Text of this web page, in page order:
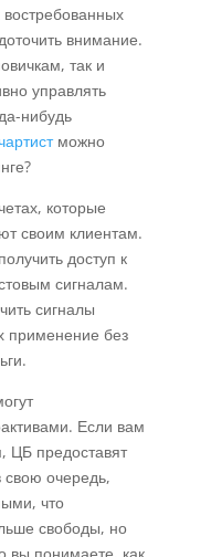
внимание.
так и
управлять
нибудь
можно
которые
своим клиентам.
доступ к
сигналам.
сигналы
применение без
Если вам
ЦБ предоставят
очередь,
что
свободы, но